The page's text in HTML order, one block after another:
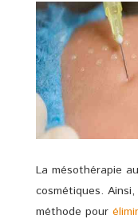
La mésothérapie
cosmétiques.
méthode pour